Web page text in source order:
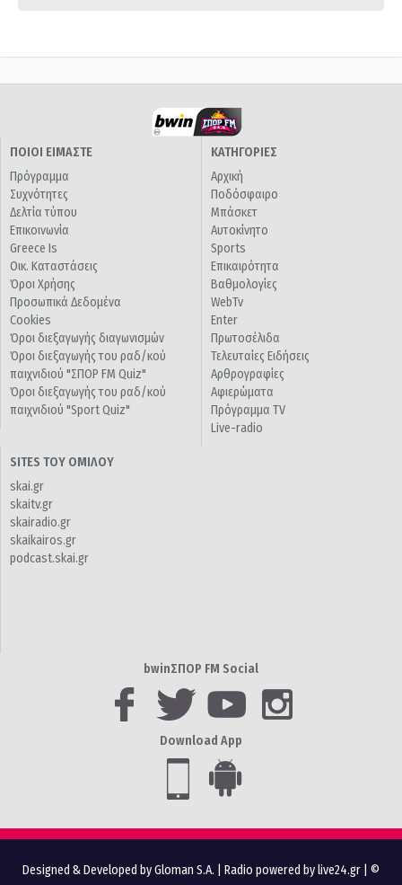
ΠΟΙΟΙ ΕΙΜΑΣΤΕ
Πρόγραμμα
Συχνότητες
Δελτία τύπου
Επικοινωνία
Greece Is
Οικ. Καταστάσεις
Όροι Χρήσης
Προσωπικά Δεδομένα
Cookies
Όροι διεξαγωγής διαγωνισμών
Όροι διεξαγωγής του ραδ/κού
παιχνιδιού "ΣΠΟΡ FM Quiz"
Όροι διεξαγωγής του ραδ/κού
παιχνιδιού "Sport Quiz"
ΚΑΤΗΓΟΡΙΕΣ
Αρχική
Ποδόσφαιρο
Μπάσκετ
Αυτοκίνητο
Sports
Επικαιρότητα
Βαθμολογίες
WebTv
Enter
Πρωτοσέλιδα
Τελευταίες Ειδήσεις
Αρθρογραφίες
Αφιερώματα
Πρόγραμμα TV
Live-radio
SITES ΤΟΥ ΟΜΙΛΟΥ
skai.gr
skaitv.gr
skairadio.gr
skaikairos.gr
podcast.skai.gr
bwinΣΠΟΡ FM Social
Download App
Designed & Developed by Gloman S.A. Radio powered by live24.gr | ©